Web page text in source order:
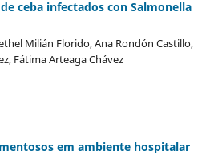
ceba infectados con Salmonella
Milián Florido, Ana Rondón Castillo,
Fátima Arteaga Chávez
em ambiente hospitalar